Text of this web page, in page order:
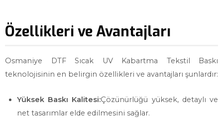
Özellikleri ve Avantajları
Osmaniye DTF Sıcak UV Kabartma Tekstil Baskı
teknolojisinin en belirgin özellikleri ve avantajları şunlardır:
Yüksek Baskı Kalitesi:Çözünürlüğü yüksek, detaylı ve
net tasarımlar elde edilmesini sağlar.